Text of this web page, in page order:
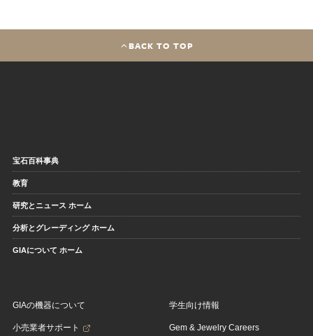
BACK TO TOP
宝石百科事典
教育
研究とニュース ホーム
分析とグレーディング ホーム
GIAについて ホーム
GIAの機器について
小売業者サポート
学生向け情報
Gem & Jewelry Careers